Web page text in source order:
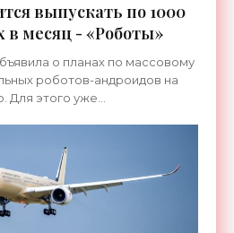
выпускать по 1000
в месяц - «Роботы»
о планах по массовому
роботов-андроидов на
Для этого уже